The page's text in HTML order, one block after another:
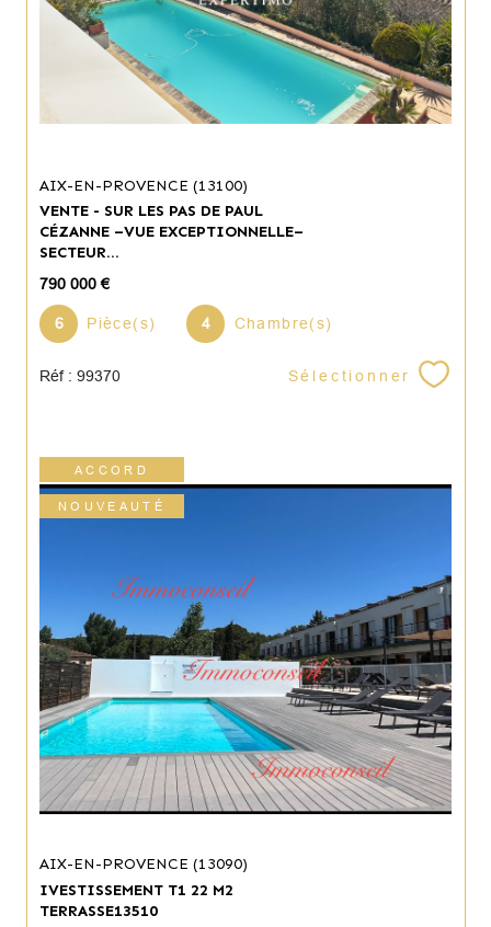
AIX-EN-PROVENCE (13100)
VENTE - SUR LES PAS DE PAUL
CÉZANNE –VUE EXCEPTIONNELLE–
SECTEUR...
790 000 €
6 Pièce(s) 4 Chambre(s)
Réf : 99370 Sélectionner
ACCORD
NOUVEAUTÉ
AIX-EN-PROVENCE (13090)
IVESTISSEMENT T1 22 M2
TERRASSE13510